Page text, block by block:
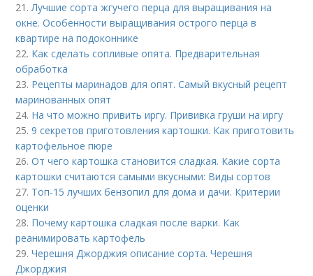
21.Лучшие сорта жгучего перца для выращивания на
окне. Особенности выращивания острого перца в
квартире на подоконнике
22. Как сделать сопливые опята. Предварительная
обработка
23. Рецепты маринадов для опят. Самый вкусный рецепт
маринованных опят
24. На что можно привить иргу. Прививка груши на иргу
25.9 секретов приготовления картошки. Как приготовить
картофельное пюре
26.От чего картошка становится сладкая. Какие сорта
картошки считаются самыми вкусными: Виды сортов
27. Топ-15 лучших бензопил для дома и дачи. Критерии
оценки
28. Почему картошка сладкая после варки. Как
реанимировать картофель
29.Черешня Джорджия описание сорта. Черешня
Джорджия